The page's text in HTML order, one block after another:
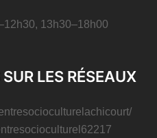
13h30–18h00
LES RÉSEAUX